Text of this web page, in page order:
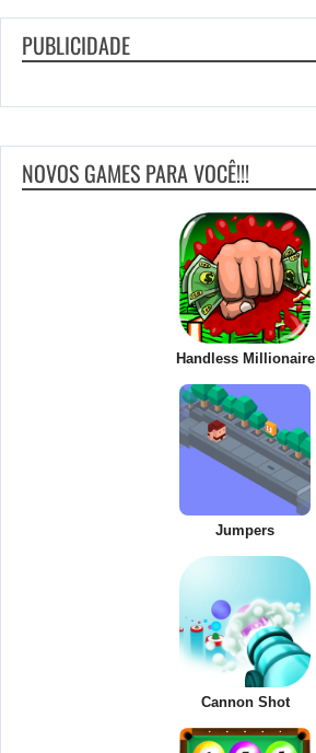
PUBLICIDADE
NOVOS GAMES PARA VOCÊ!!!
Handless Millionaire
Jumpers
Cannon Shot